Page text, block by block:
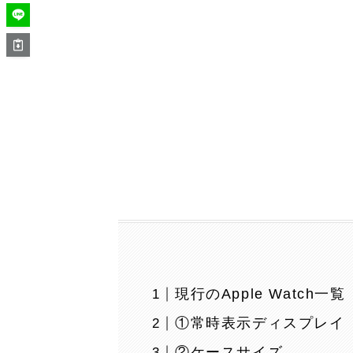
現行のApple Watch一覧
①常時表示ディスプレイ